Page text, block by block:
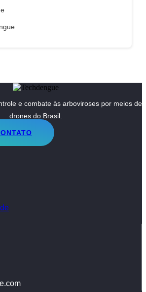
e combate às arboviroses por meios de
drones do Brasil.